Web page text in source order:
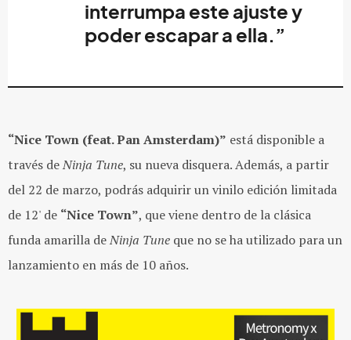
interrumpa este ajuste y
poder escapar a ella.”
“Nice Town (feat. Pan Amsterdam)” está disponible a
través deNinja Tune, su nueva disquera. Además, a partir
del 22 de marzo, podrás adquirir un vinilo edición limitada
de 12' de “Nice Town”, que viene dentro de la clásica
funda amarilla deNinja Tune que no se ha utilizado para un
lanzamiento en más de 10 años.